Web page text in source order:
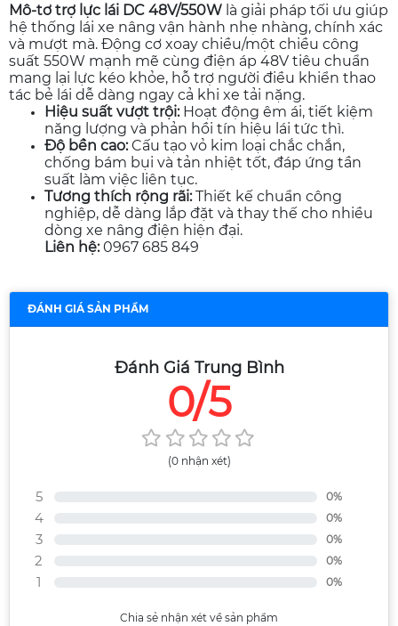
Mô-tơ trợ lực lái DC 48V/550W là giải pháp tối ưu giúp
hệ thống lái xe nâng vận hành nhẹ nhàng, chính xác
và mượt mà. Động cơ xoay chiều/một chiều công
suất 550W mạnh mẽ cùng điện áp 48V tiêu chuẩn
mang lại lực kéo khỏe, hỗ trợ người điều khiển thao
tác bẻ lái dễ dàng ngay cả khi xe tải nặng.
Hiệu suất vượt trội:Hoạt động êm ái, tiết kiệm
năng lượng và phản hồi tín hiệu lái tức thì.
Độ bền cao:Cấu tạo vỏ kim loại chắc chắn,
chống bám bụi và tản nhiệt tốt, đáp ứng tần
suất làm việc liên tục.
Tương thích rộng rãi:Thiết kế chuẩn công
nghiệp, dễ dàng lắp đặt và thay thế cho nhiều
dòng xe nâng điện hiện đại.
Liên hệ:0967 685 849
ĐÁNH GIÁ SẢN PHẨM
Đánh Giá Trung Bình
0/5
(0 nhận xét)
5 0%
4 0%
3 0%
2 0%
1 0%
Chia sẻ nhận xét về sản phẩm